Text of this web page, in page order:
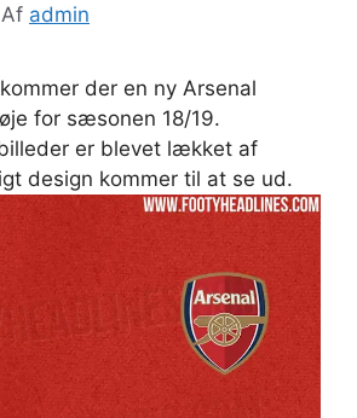
Af admin
der en ny Arsenal
for sæsonen 18/19.
er blevet lækket af
design kommer til at se ud.